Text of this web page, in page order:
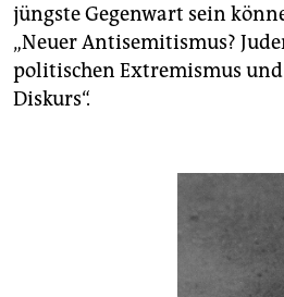
jüngste Gegenwart sein
„Neuer Antisemitismus?
politischen Ex­tre­mismus
Diskurs“.